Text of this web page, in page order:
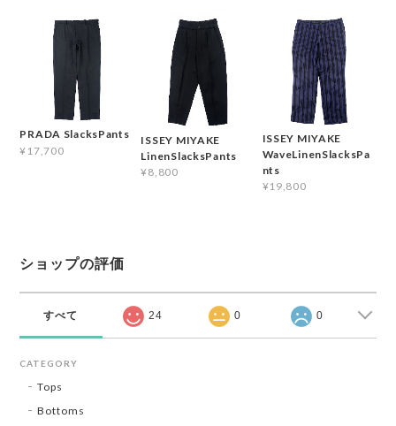
PRADA SlacksPants
¥17,700
ISSEY MIYAKE
LinenSlacksPants
¥8,800
ISSEY MIYAKE
WaveLinenSlacksPa
nts
¥19,800
ショップの評価
すべて 24 0 0
CATEGORY
Tops
Bottoms